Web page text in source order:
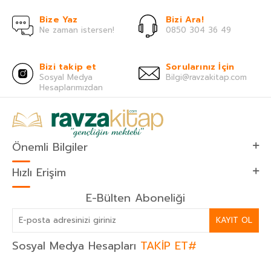
Bize Yaz
Ne zaman istersen!
Bizi Ara!
0850 304 36 49
Bizi takip et
Sosyal Medya
Hesaplarımızdan
Sorularınız İçin
Bilgi@ravzakitap.com
Önemli Bilgiler
Hızlı Erişim
E-Bülten Aboneliği
KAYIT OL
Sosyal Medya Hesapları TAKİP ET#